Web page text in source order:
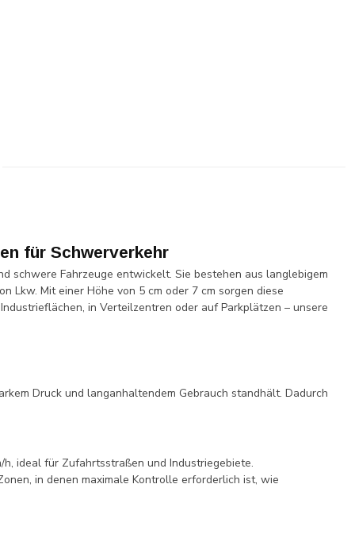
für Schwerverkehr
schwere Fahrzeuge entwickelt. Sie bestehen aus langlebigem
Lkw. Mit einer Höhe von 5 cm oder 7 cm sorgen diese
in Verteilzentren oder auf Parkplätzen – unsere
Druck und langanhaltendem Gebrauch standhält. Dadurch
ideal für Zufahrtsstraßen und Industriegebiete.
in denen maximale Kontrolle erforderlich ist, wie